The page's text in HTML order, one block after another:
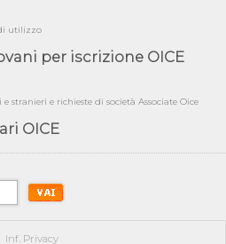
il bando della Giunta Regionale della
da elenchi professionisti
Buildings Competition -
progetto di fattibilità da
2020-2026: procedimenti
alla gara non equivale ad
utilizzo
per iscrizione OICE
e richieste di società Associate Oice
OICE
Inf. Privacy